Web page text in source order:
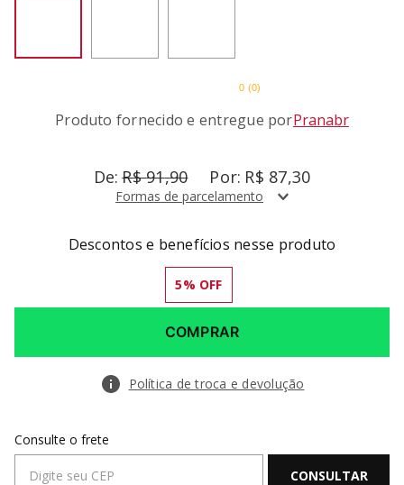
0 (0)
Produto fornecido e entregue porPranabr
R$ 91,90 R$ 87,30
Formas de parcelamento
Descontos e benefícios nesse produto
5% OFF
COMPRAR
Política de troca e devolução